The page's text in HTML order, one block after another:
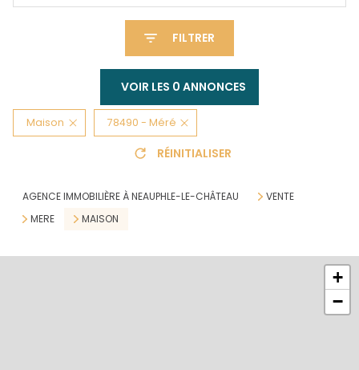
FILTRER
VOIR LES 0 ANNONCES
Maison 78490 - Méré
RÉINITIALISER
AGENCE IMMOBILIÈRE À NEAUPHLE-LE-CHÂTEAU
VENTE
MERE
MAISON
+
−